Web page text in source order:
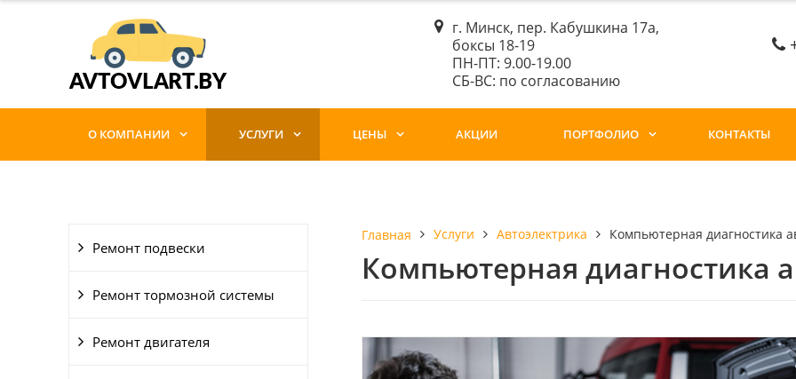
г. Минск, пер. Кабушкина 17а,
боксы 18-19
ПН-ПТ: 9.00-19.00
СБ-ВС: по согласованию
О КОМПАНИИ УСЛУГИ ЦЕНЫ АКЦИИ ПОРТФОЛИО КОНТАКТЫ
Ремонт подвески
Ремонт тормозной системы
Ремонт двигателя
Главная Услуги Автоэлектрика Компьютерная диагностика
Компьютерная диагностика